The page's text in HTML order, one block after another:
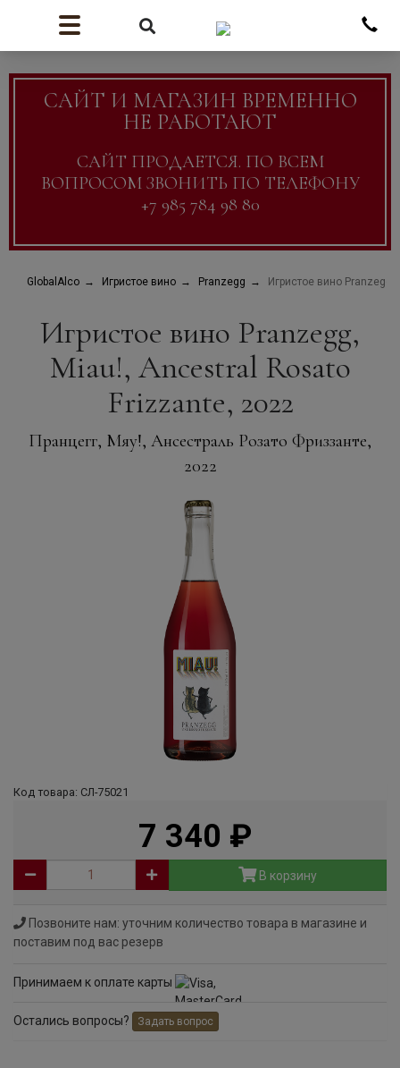
САЙТ И МАГАЗИН ВРЕМЕННО
НЕ РАБОТАЮТ
САЙТ ПРОДАЕТСЯ. ПО ВСЕМ
ВОПРОСОМ ЗВОНИТЬ ПО ТЕЛЕФОНУ
+7 985 784 98 80
GlobalAlco Игристое вино Pranzegg Игристое вино
Игристое вино Pranzegg,
Miau!, Ancestral Rosato
Frizzante, 2022
Пранцегг, Мяу!, Ансестраль Розато Фриззанте,
2022
Код товара: СЛ-75021
7 340
В корзину
Позвоните нам: уточним количество товара в магазине и
поставим под вас резерв
Принимаем к оплате карты
Остались вопросы? Задать вопрос